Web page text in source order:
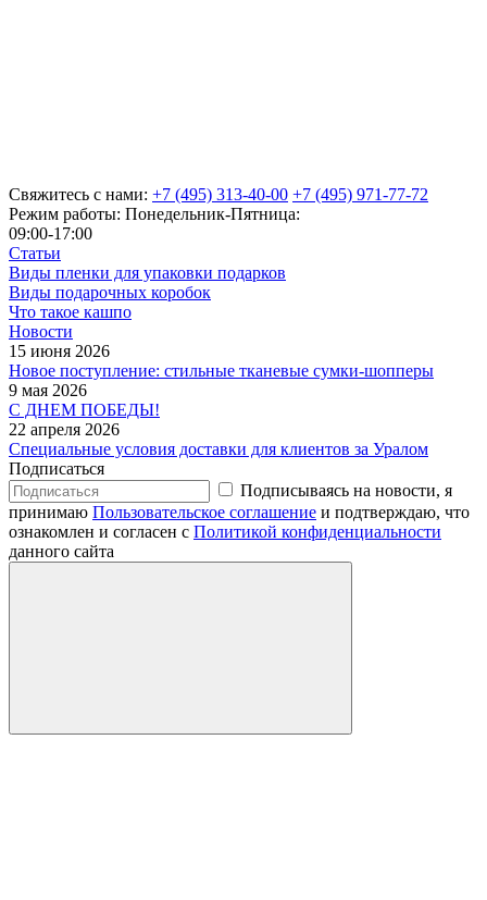
Свяжитесь с нами: +7 (495) 313-40-00 +7 (495) 971-77-72
Режим работы: Понедельник-Пятница:
09:00-17:00
Статьи
Виды пленки для упаковки подарков
Виды подарочных коробок
Что такое кашпо
Новости
15 июня 2026
Новое поступление: стильные тканевые сумки-шопперы
9 мая 2026
С ДНЕМ ПОБЕДЫ!
22 апреля 2026
Специальные условия доставки для клиентов за Уралом
Подписаться
Подписываясь на новости, я
принимаю Пользовательское соглашение и подтверждаю, что
ознакомлен и согласен с Политикой конфиденциальности
данного сайта